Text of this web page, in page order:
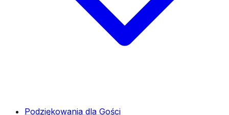
Podziękowania dla Gości